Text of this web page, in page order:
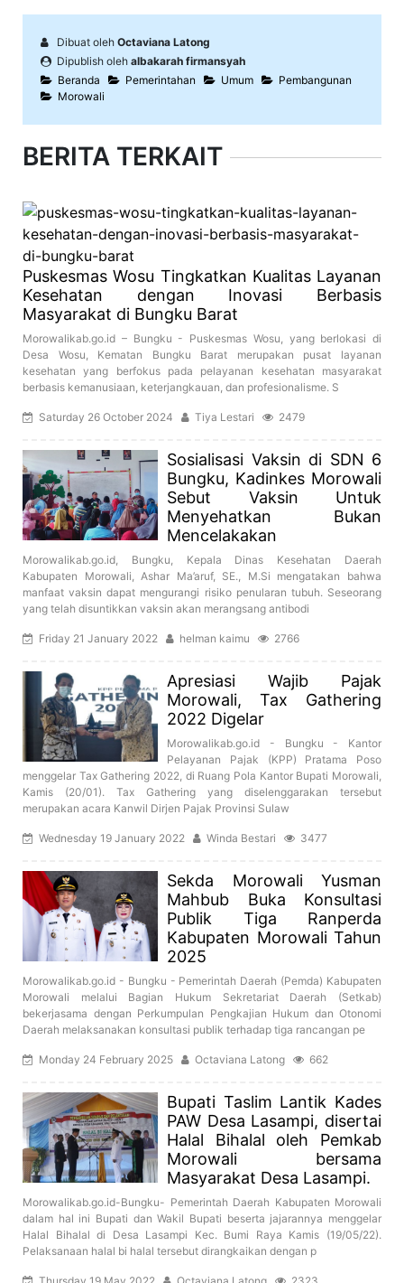
Dibuat oleh Octaviana Latong
Dipublish oleh albakarah firmansyah
Beranda
Pemerintahan Umum
Pembangunan
Morowali
BERITA TERKAIT
Puskesmas Wosu Tingkatkan Kualitas Layanan
Kesehatan dengan Inovasi Berbasis
Masyarakat di Bungku Barat
Morowalikab.go.id – Bungku - Puskesmas Wosu, yang berlokasi di
Desa Wosu, Kematan Bungku Barat merupakan pusat layanan
kesehatan yang berfokus pada pelayanan kesehatan masyarakat
berbasis kemanusiaan, keterjangkauan, dan profesionalisme. S
Saturday 26 October 2024 Tiya Lestari 2479
Sosialisasi Vaksin di SDN 6
Bungku, Kadinkes Morowali
Sebut Vaksin Untuk
Menyehatkan Bukan
Mencelakakan
Morowalikab.go.id, Bungku, Kepala Dinas Kesehatan Daerah
Kabupaten Morowali, Ashar Ma’aruf, SE., M.Si mengatakan bahwa
manfaat vaksin dapat mengurangi risiko penularan tubuh. Seseorang
yang telah disuntikkan vaksin akan merangsang antibodi
Friday 21 January 2022 helman kaimu 2766
Apresiasi Wajib Pajak
Morowali, Tax Gathering
2022 Digelar
Morowalikab.go.id - Bungku - Kantor
Pelayanan Pajak (KPP) Pratama Poso
menggelar Tax Gathering 2022, di Ruang Pola Kantor Bupati Morowali,
Kamis (20/01). Tax Gathering yang diselenggarakan tersebut
merupakan acara Kanwil Dirjen Pajak Provinsi Sulaw
Wednesday 19 January 2022 Winda Bestari 3477
Sekda Morowali Yusman
Mahbub Buka Konsultasi
Publik Tiga Ranperda
Kabupaten Morowali Tahun
2025
Morowalikab.go.id - Bungku - Pemerintah Daerah (Pemda) Kabupaten
Morowali melalui Bagian Hukum Sekretariat Daerah (Setkab)
bekerjasama dengan Perkumpulan Pengkajian Hukum dan Otonomi
Daerah melaksanakan konsultasi publik terhadap tiga rancangan pe
Monday 24 February 2025 Octaviana Latong 662
Bupati Taslim Lantik Kades
PAW Desa Lasampi, disertai
Halal Bihalal oleh Pemkab
Morowali bersama
Masyarakat Desa Lasampi.
Morowalikab.go.id-Bungku- Pemerintah Daerah Kabupaten Morowali
dalam hal ini Bupati dan Wakil Bupati beserta jajarannya menggelar
Halal Bihalal di Desa Lasampi Kec. Bumi Raya Kamis (19/05/22).
Pelaksanaan halal bi halal tersebut dirangkaikan dengan p